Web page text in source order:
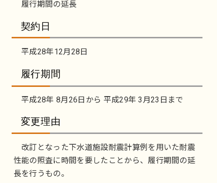
履行期間の延長
契約日
平成28年12月28日
履行期間
平成28年 8月26日から 平成29年 3月23日まで
変更理由
改訂となった下水道施設耐震計算例を用いた耐震
性能の照査に時間を要したことから、履行期間の延
長を行うもの。